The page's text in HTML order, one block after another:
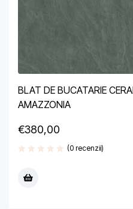
BLAT DE BUCATARIE
AMAZZONIA
€380,00
(0 recenzii)